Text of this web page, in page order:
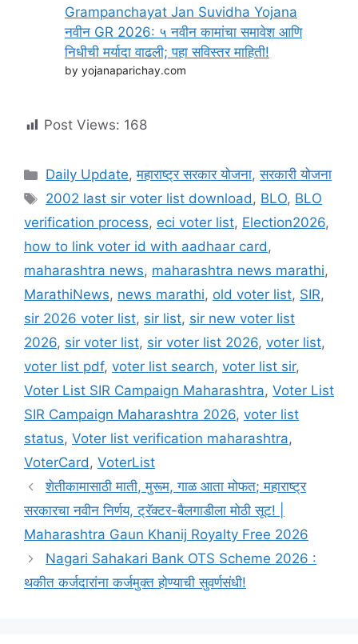
Grampanchayat Jan Suvidha Yojana
नवीन GR 2026: ५ नवीन कामांचा समावेश आणि
निधीची मर्यादा वाढली; पहा सविस्तर माहिती!
by yojanaparichay.com
Post Views: 168
Categories
Daily Update,महाराष्ट्र सरकार योजना,सरकारी योजना
Tags
2002 last sir voter list download, BLO, BLO
verification process, eci voter list, Election2026,
how to link voter id with aadhaar card,
maharashtra news, maharashtra news marathi,
MarathiNews, news marathi, old voter list, SIR,
sir 2026 voter list, sir list, sir new voter list
2026, sir voter list, sir voter list 2026, voter list,
voter list pdf, voter list search, voter list sir,
Voter List SIR Campaign Maharashtra, Voter List
SIR Campaign Maharashtra 2026, voter list
status, Voter list verification maharashtra,
VoterCard, VoterList
शेतीकामासाठी माती, मुरूम, गाळ आता मोफत; महाराष्ट्र
सरकारचा नवीन निर्णय, ट्रॅक्टर-बैलगाडीला मोठी सूट! |
Maharashtra Gaun Khanij Royalty Free 2026
Nagari Sahakari Bank OTS Scheme 2026 :
थकीत कर्जदारांना कर्जमुक्त होण्याची सुवर्णसंधी!